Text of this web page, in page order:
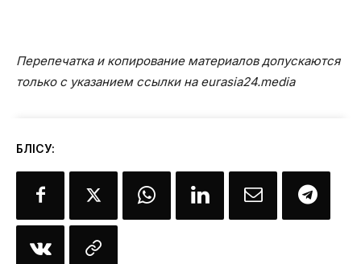
Перепечатка и копирование материалов допускаются
только с указанием ссылки на eurasia24.media
БӨЛІСУ: